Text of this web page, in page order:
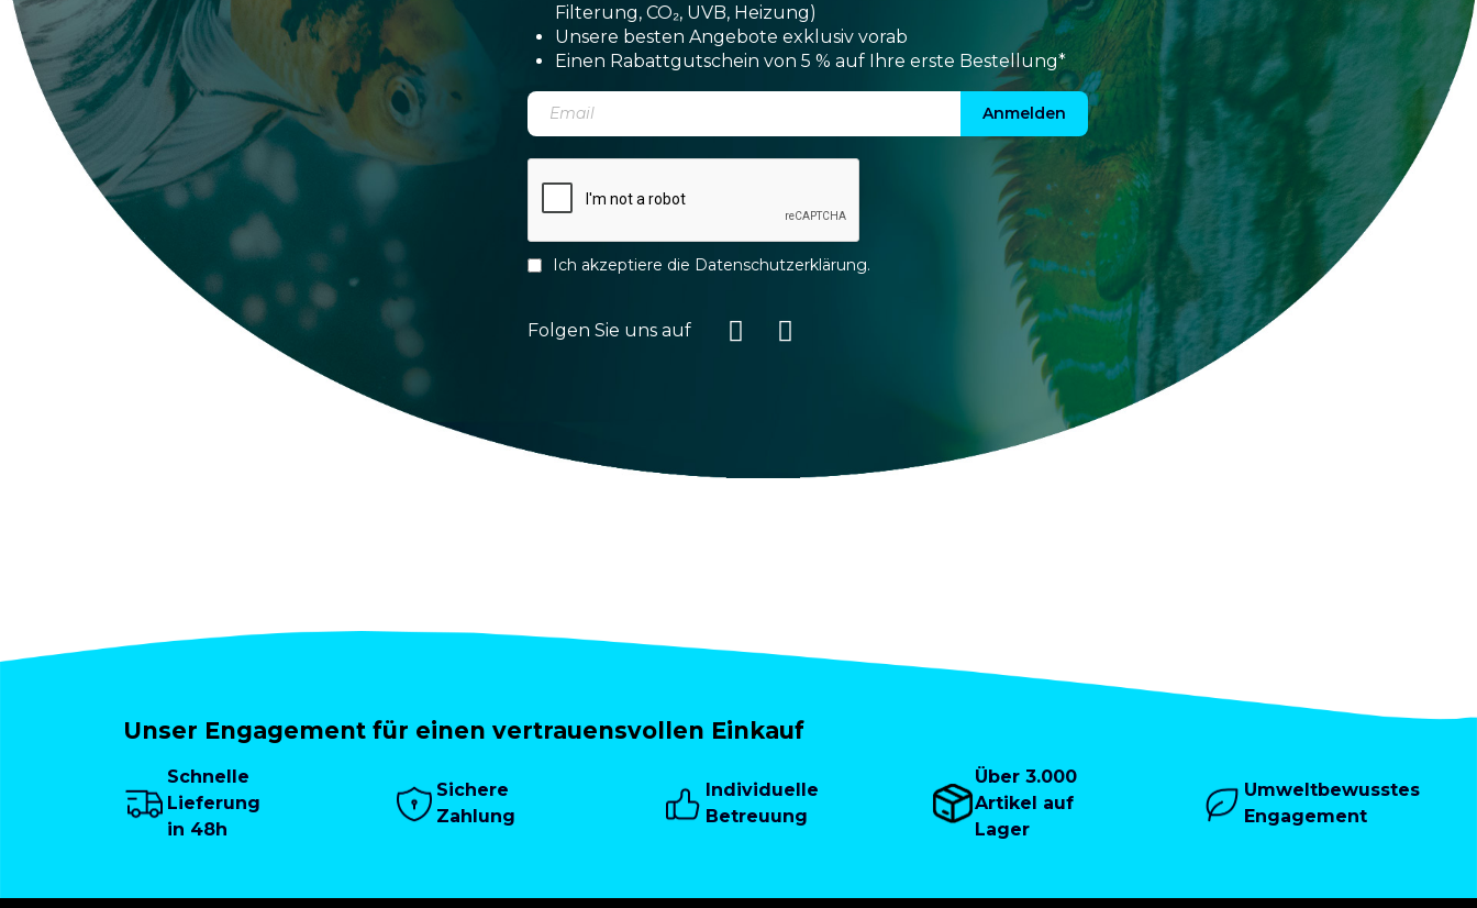
Filterung, CO₂, UVB, Heizung)
Unsere besten Angebote exklusiv vorab
Einen Rabattgutschein von 5 % auf Ihre erste Bestellung*
Anmelden
Ich akzeptiere die Datenschutzerklärung.
Folgen Sie uns auf
Unser Engagement für einen vertrauensvollen Einkauf
Schnelle
Lieferung
in 48h
Sichere
Zahlung
Individuelle
Betreuung
Über 3.000
Artikel auf
Lager
Umweltbewusstes
Engagement